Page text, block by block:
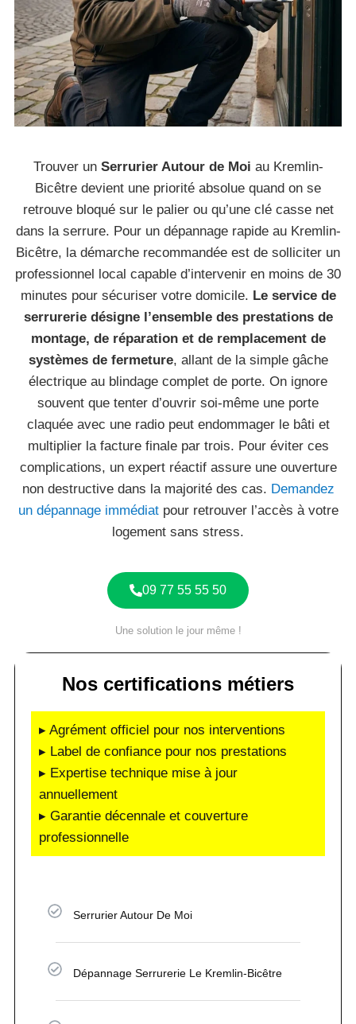
Trouver un Serrurier Autour de Moi au Kremlin-
Bicêtre devient une priorité absolue quand on se
retrouve bloqué sur le palier ou qu’une clé casse net
dans la serrure. Pour un dépannage rapide au Kremlin-
Bicêtre, la démarche recommandée est de solliciter un
professionnel local capable d’intervenir en moins de 30
minutes pour sécuriser votre domicile. Le service de
serrurerie désigne l’ensemble des prestations de
montage, de réparation et de remplacement de
systèmes de fermeture, allant de la simple gâche
électrique au blindage complet de porte. On ignore
souvent que tenter d’ouvrir soi-même une porte
claquée avec une radio peut endommager le bâti et
multiplier la facture finale par trois. Pour éviter ces
complications, un expert réactif assure une ouverture
non destructive dans la majorité des cas. Demandez
un dépannage immédiatpour retrouver l’accès à votre
logement sans stress.
09 77 55 55 50
Une solution le jour même !
Nos certifications métiers
▸ Agrément officiel pour nos interventions
▸ Label de confiance pour nos prestations
▸ Expertise technique mise à jour
annuellement
▸ Garantie décennale et couverture
professionnelle
Serrurier Autour De Moi
Dépannage Serrurerie Le Kremlin-Bicêtre